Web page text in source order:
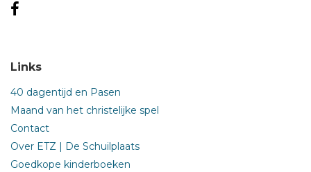
Links
40 dagentijd en Pasen
Maand van het christelijke spel
Contact
Over ETZ | De Schuilplaats
Goedkope kinderboeken